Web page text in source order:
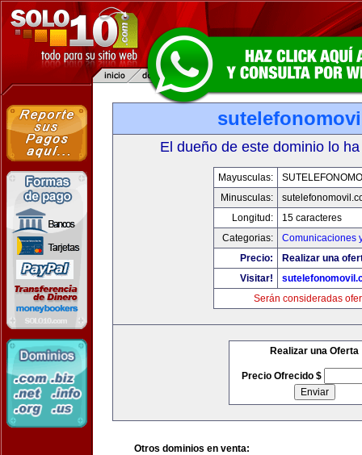
El dueño de este dominio lo
Mayusculas:
Minusculas:
Longitud:
15 caracteres
Categorias:
Comunicaciones
Precio:
Realizar una
Visitar!
Serán consideradas
Realizar una Oferta
Precio Ofrecido $
Otros dominios en venta: